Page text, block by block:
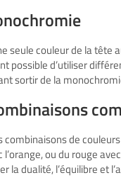
seule couleur de la tête
possible d’utiliser
sortir de la
combinaisons de
l’orange, ou du rouge
la dualité, l’équilibre et